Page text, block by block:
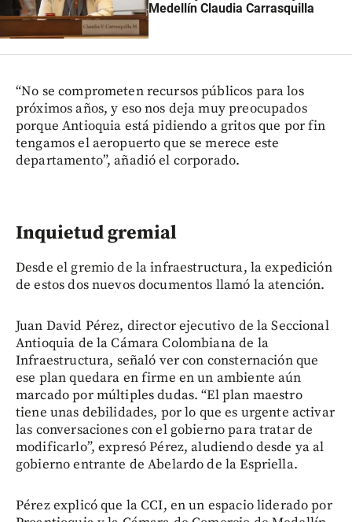
Medellín Claudia Carrasquilla
“No se comprometen recursos públicos para los
próximos años, y eso nos deja muy preocupados
porque Antioquia está pidiendo a gritos que por fin
tengamos el aeropuerto que se merece este
departamento”, añadió el corporado.
Inquietud gremial
Desde el gremio de la infraestructura, la expedición
de estos dos nuevos documentos llamó la atención.
Juan David Pérez, director ejecutivo de la Seccional
Antioquia de la Cámara Colombiana de la
Infraestructura, señaló ver con consternación que
ese plan quedara en firme en un ambiente aún
marcado por múltiples dudas. “El plan maestro
tiene unas debilidades, por lo que es urgente activar
las conversaciones con el gobierno para tratar de
modificarlo”, expresó Pérez, aludiendo desde ya al
gobierno entrante de Abelardo de la Espriella.
Pérez explicó que la CCI, en un espacio liderado por